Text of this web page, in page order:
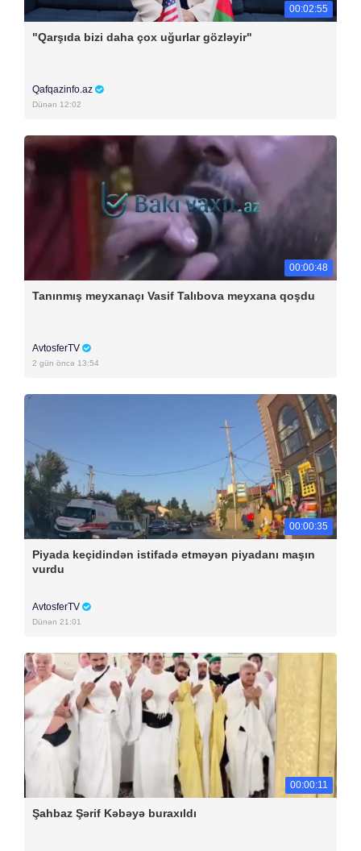
00:02:55
"Qarşıda bizi daha çox uğurlar gözləyir"
Qafqazinfo.az
Dünən 12:02
00:00:48
Tanınmış meyxanaçı Vasif Talıbova meyxana qoşdu
AvtosferTV
2 gün öncə 13:54
00:00:35
Piyada keçidindən istifadə etməyən piyadanı maşın
vurdu
AvtosferTV
Dünən 21:01
00:00:11
Şahbaz Şərif Kəbəyə buraxıldı